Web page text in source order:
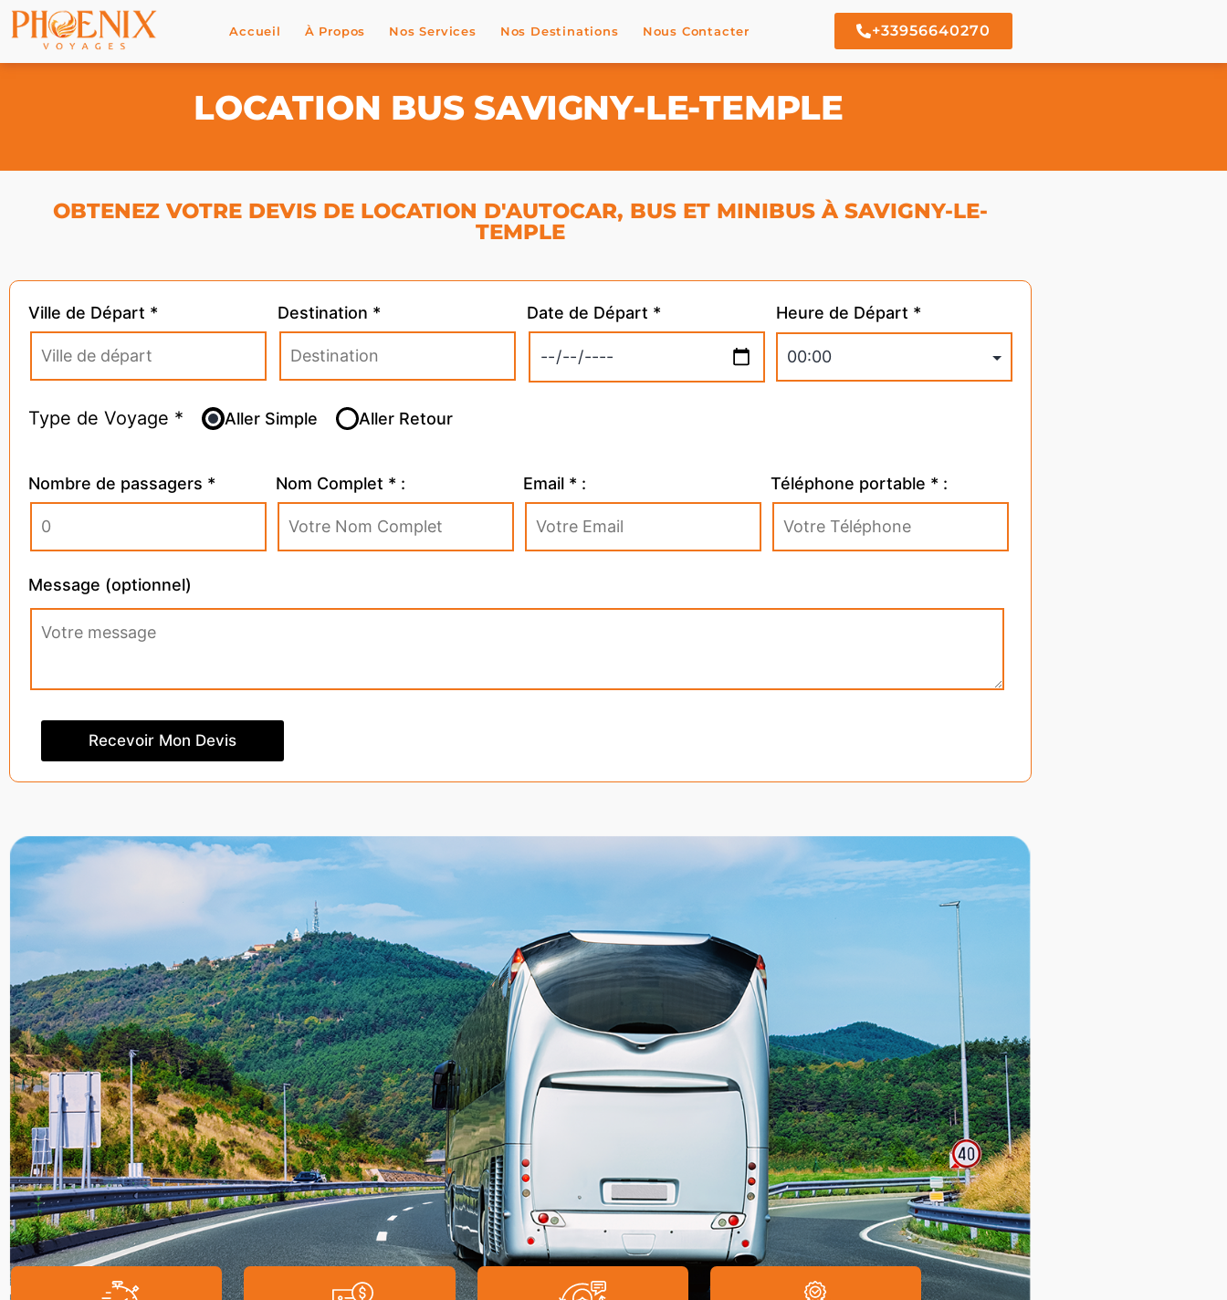
Accueil À Propos Nos Services Nos Destinations Nous Contacter +33956640270
LOCATION BUS SAVIGNY-LE-TEMPLE
OBTENEZ VOTRE DEVIS DE LOCATION D'AUTOCAR, BUS ET MINIBUS À SAVIGNY-LE-
TEMPLE
Ville de Départ * Destination * Date de Départ * Heure de Départ *
Type de Voyage * Aller Simple Aller Retour
Nombre de passagers * Nom Complet * : Email * : Téléphone portable * :
Message (optionnel)